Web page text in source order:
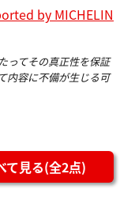
by MICHELIN
ってその真正性を保証
内容に不備が生じる可
て見る(全2点)